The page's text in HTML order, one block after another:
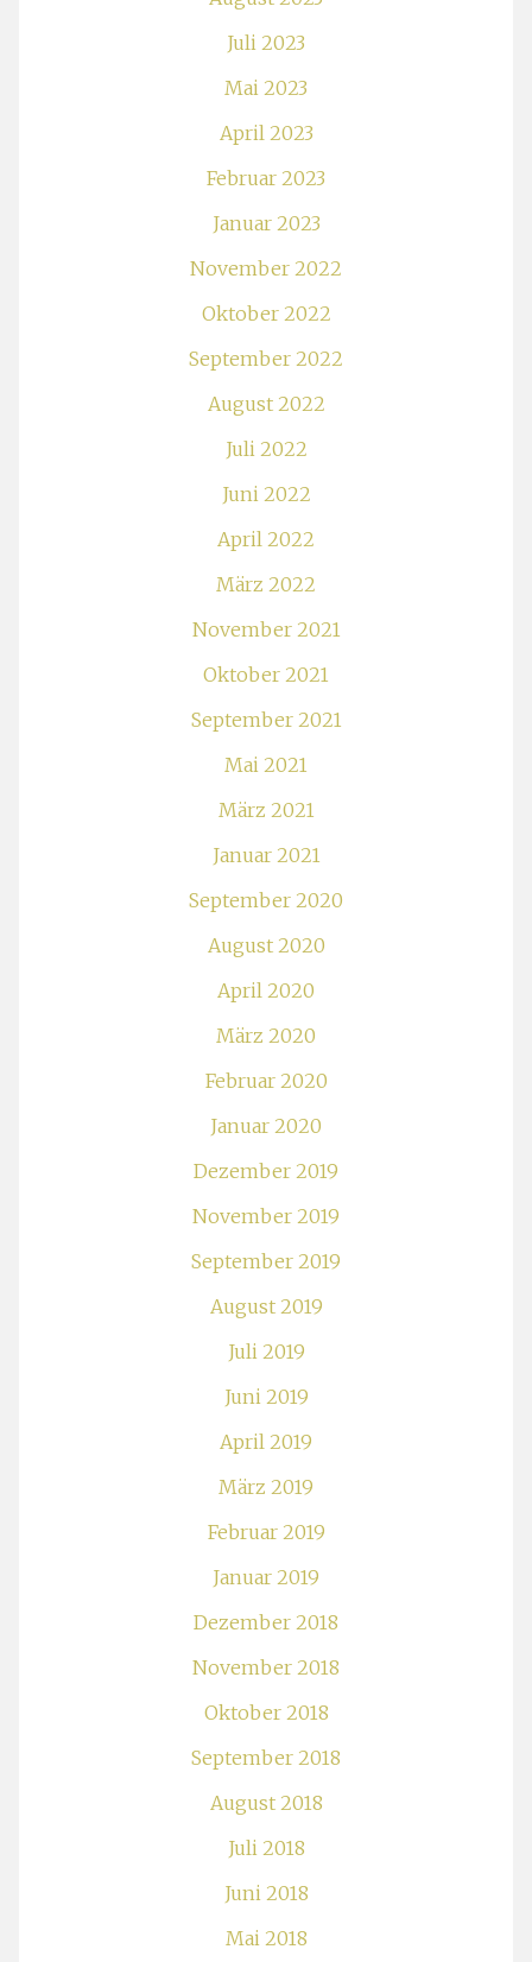
Juli 2023
Mai 2023
April 2023
Februar 2023
Januar 2023
November 2022
Oktober 2022
September 2022
August 2022
Juli 2022
Juni 2022
April 2022
März 2022
November 2021
Oktober 2021
September 2021
Mai 2021
März 2021
Januar 2021
September 2020
August 2020
April 2020
März 2020
Februar 2020
Januar 2020
Dezember 2019
November 2019
September 2019
August 2019
Juli 2019
Juni 2019
April 2019
März 2019
Februar 2019
Januar 2019
Dezember 2018
November 2018
Oktober 2018
September 2018
August 2018
Juli 2018
Juni 2018
Mai 2018